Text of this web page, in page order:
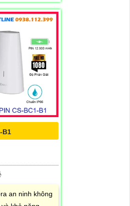
B1
an ninh không